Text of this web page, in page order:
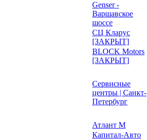
Genser -
Варшавское
шоссе
СЦ Кларус
[ЗАКРЫТ]
BLOCK Motors
[ЗАКРЫТ]
Сервисные
центры | Санкт-
Петербург
Атлант М
Капитал-Авто